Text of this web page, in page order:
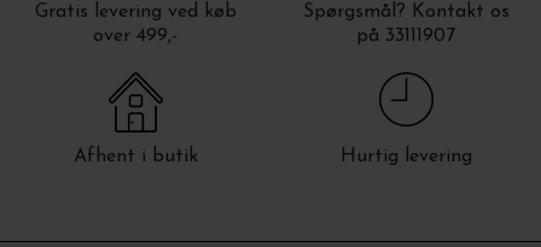
Gratis levering ved køb
over 499,-
Spørgsmål? Kontakt os
på 33111907
Afhent i butik Hurtig levering